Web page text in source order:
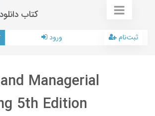
کتاب دانلود
ورود ثبت‌نام
Managerial
5th Edition